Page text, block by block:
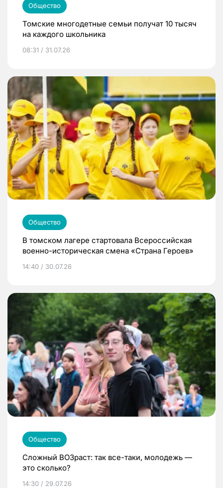
Общество
Томские многодетные семьи получат 10 тысяч
на каждого школьника
08:31 / 31.07.26
Общество
В томском лагере стартовала Всероссийская
военно-историческая смена «Страна Героев»
14:40 / 30.07.26
Общество
Сложный ВОЗраст: так все-таки, молодежь —
это сколько?
14:30 / 29.07.26